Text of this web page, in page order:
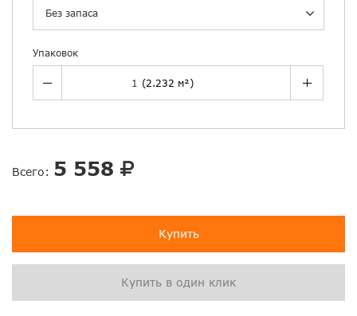
Без запаса
Упаковок
Всего: 5 558
Купить
Купить в один клик